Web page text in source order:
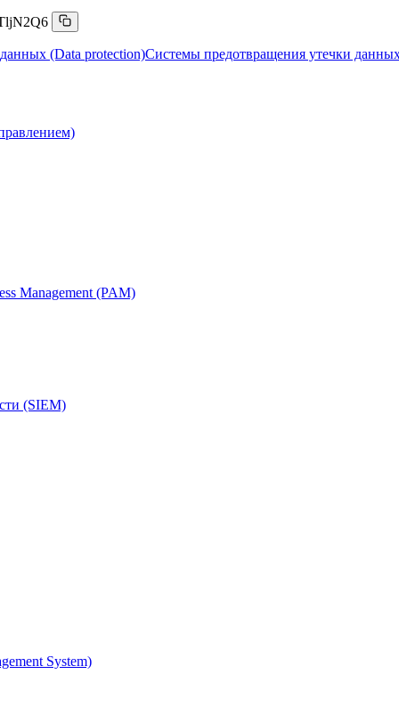
(Data protection)Системы предотвращения утечки
Management (PAM)
(SIEM)
System)